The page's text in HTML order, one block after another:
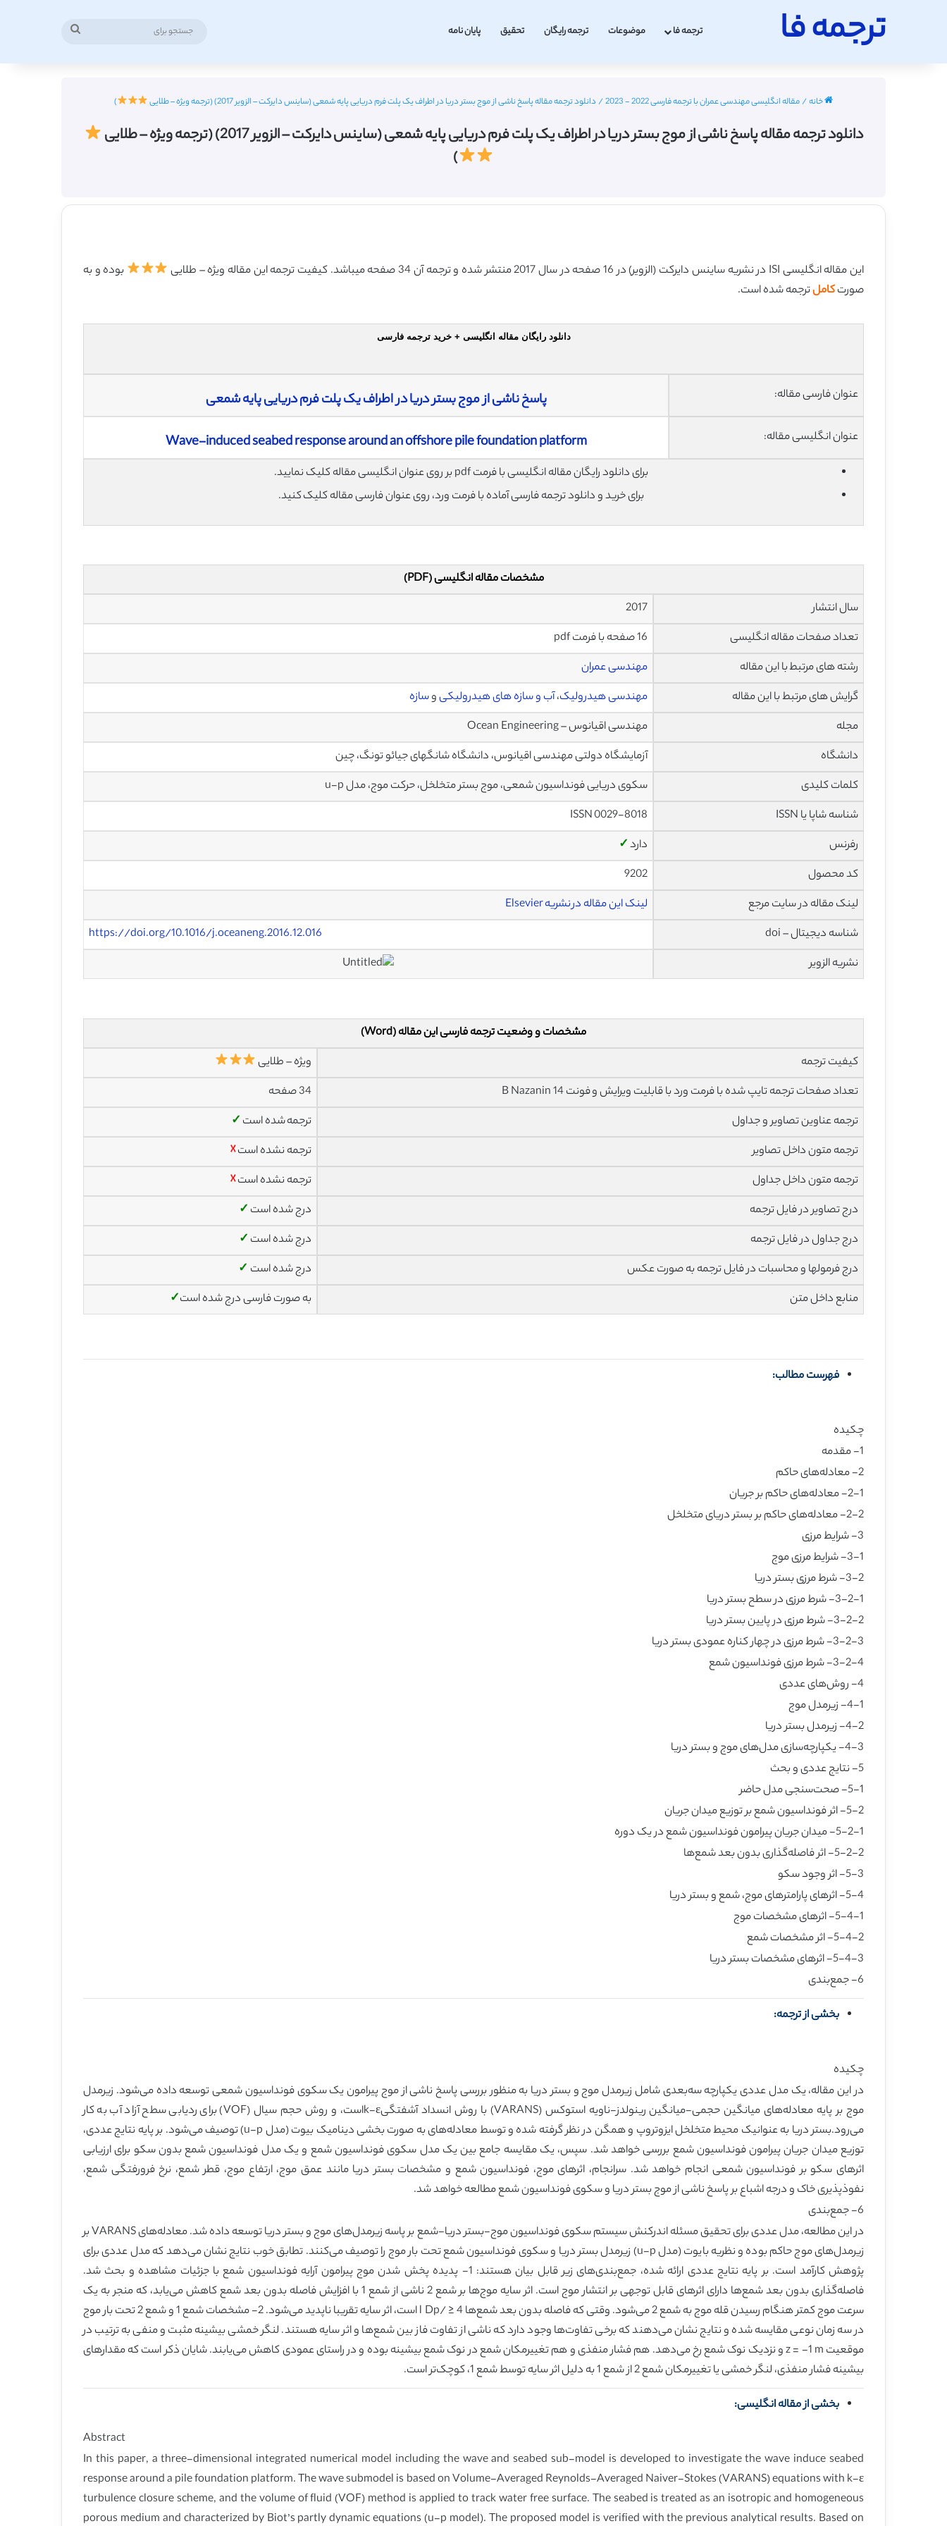
ترجمه فا ترجمه فا موضوعات ترجمه رایگان تحقیق پایان نامه
خانه/مقاله انگلیسی مهندسی عمران با ترجمه فارسی 2022 - 2023 / دانلود ترجمه مقاله پاسخ ناشی از موج بستر دریا در اطراف یک پلت فرم دریایی پایه شمعی (ساینس دایرکت – الزویر 2017) (ترجمه ویژه – طلایی )
دانلود ترجمه مقاله پاسخ ناشی از موج بستر دریا در اطراف یک پلت فرم دریایی پایه شمعی (ساینس دایرکت – الزویر 2017) (ترجمه ویژه – طلایی
)
این مقاله انگلیسی ISI در نشریه ساینس دایرکت (الزویر) در 16 صفحه در سال 2017 منتشر شده و ترجمه آن 34 صفحه میباشد. کیفیت ترجمه این مقاله ویژه – طلایی
بوده و به
صورتکاملترجمه شده است.
دانلود رایگان مقاله انگلیسی + خرید ترجمه فارسی
عنوان فارسی مقاله: پاسخ ناشی از موج بستر دریا در اطراف یک پلت فرم دریایی پایه شمعی
عنوان انگلیسی مقاله: Wave-induced seabed response around an offshore pile foundation platform
برای دانلود رایگان مقاله انگلیسی با فرمت pdf بر روی عنوان انگلیسی مقاله کلیک نمایید.
برای خرید و دانلود ترجمه فارسی آماده با فرمت ورد، روی عنوان فارسی مقاله کلیک کنید.
مشخصات مقاله انگلیسی (PDF)
سال انتشار
2017
تعداد صفحات مقاله انگلیسی
16 صفحه با فرمت pdf
رشته های مرتبط با این مقاله
مهندسی عمران
گرایش های مرتبط با این مقاله
مهندسی هیدرولیک،آب و سازه های هیدرولیکیوسازه
مجله
مهندسی اقیانوس – Ocean Engineering
دانشگاه
آزمایشگاه دولتی مهندسی اقیانوس، دانشگاه شانگهای جیائو تونگ، چین
کلمات کلیدی
سکوی دریایی فونداسیون شمعی، موج بستر متخلخل، حرکت موج، مدل u-p
شناسه شاپا یا ISSN
ISSN 0029-8018
رفرنس
دارد✓
کد محصول
9202
لینک مقاله در سایت مرجع
لینک این مقاله در نشریه Elsevier
شناسه دیجیتال – doi
https://doi.org/10.1016/j.oceaneng.2016.12.016
نشریه الزویر
مشخصات و وضعیت ترجمه فارسی این مقاله (Word)
کیفیت ترجمه
ویژه – طلایی
تعداد صفحات ترجمه تایپ شده با فرمت ورد با قابلیت ویرایش و فونت 14 B Nazanin
34 صفحه
ترجمه عناوین تصاویر و جداول
ترجمه شده است ✓
ترجمه متون داخل تصاویر
ترجمه نشده است☓
ترجمه متون داخل جداول
ترجمه نشده است☓
درج تصاویر در فایل ترجمه
درج شده است ✓
درج جداول در فایل ترجمه
درج شده است ✓
درج فرمولها و محاسبات در فایل ترجمه به صورت عکس
درج شده است ✓
منابع داخل متن
به صورت فارسی درج شده است✓
فهرست مطالب:
چکیده
1- مقدمه
2- معادله‌های حاکم
2-1- معادله‌های حاکم بر جریان
2-2- معادله‌های حاکم بر بستر دریای متخلخل
3- شرایط مرزی
3-1- شرایط مرزی موج
3-2- شرط مرزی بستر دریا
3-2-1- شرط مرزی در سطح بستر دریا
3-2-2- شرط مرزی در پایین بستر دریا
3-2-3- شرط مرزی در چهار کناره عمودی بستر دریا
3-2-4- شرط مرزی فونداسیون شمع
4- روش‌های عددی
4-1- زیرمدل موج
4-2- زیرمدل بستر دریا
4-3- یکپارچه‌سازی مدل‌های موج و بستر دریا
5- نتایج عددی و بحث
5-1- صحت‌سنجی مدل حاضر
5-2- اثر فونداسیون شمع بر توزیع میدان جریان
5-2-1- میدان جریان پیرامون فونداسیون شمع در یک دوره
5-2-2- اثر فاصله‌گذاری بدون بعد شمع‌ها
5-3- اثر وجود سکو
5-4- اثرهای پارامترهای موج، شمع و بستر دریا
5-4-1- اثرهای مشخصات موج
5-4-2- اثر مشخصات شمع
5-4-3- اثرهای مشخصات بستر دریا
6- جمع‌بندی
بخشی از ترجمه:
چکیده
در این مقاله، یک مدل عددی یکپارچه سه‌بعدی شامل زیرمدل موج و بستر دریا به منظور بررسی پاسخ ناشی از موج پیرامون یک سکوی فونداسیون شمعی توسعه داده می‌شود. زیرمدل
موج بر پایه معادله‌های میانگین حجمی-میانگین رینولدز-ناویه استوکس (VARANS) با روش انسداد آشفتگیk-εاست، و روش حجم سیال (VOF) برای ردیابی سطح آزاد آب به کار
می‌رود.بستر دریا به عنوانیک محیط متخلخل ایزوتروپ و همگن در نظر گرفته شده و توسط معادله‌های به صورت بخشی دینامیک بیوت (مدل u-p) توصیف می‌شود. بر پایه نتایج عددی،
توزیع میدان جریان پیرامون فونداسیون شمع بررسی خواهد شد. سپس، یک مقایسه جامع بین یک مدل سکوی فونداسیون شمع و یک مدل فونداسیون شمع بدون سکو برای ارزیابی
اثرهای سکو بر فونداسیون شمعی انجام خواهد شد. سرانجام، اثرهای موج، فونداسیون شمع و مشخصات بستر دریا مانند عمق موج، ارتفاع موج، قطر شمع، نرخ فرورفتگی شمع،
نفوذپذیری خاک و درجه اشباع بر پاسخ ناشی از موج بستر دریا و سکوی فونداسیون شمع مطالعه خواهد شد.
6- جمع‌بندی
در این مطالعه، مدل عددی برای تحقیق مسئله اندرکنش سیستم سکوی فونداسیون موج-بستر دریا-شمع بر پاسه زیرمدل‌های موج و بستر دریا توسعه داده شد. معادله‌های VARANS بر
زیرمدل‌های موج حاکم بوده و نظریه بایوت (مدل u-p) زیرمدل بستر دریا و سکوی فونداسیون شمع تحت بار موج را توصیف می‌کنند. تطابق خوب نتایج نشان می‌دهد که مدل عددی برای
پژوهش کارآمد است. بر پایه نتایج عددی ارائه شده، جمع‌بندی‌های زیر قابل بیان هستند: 1- پدیده پخش شدن موج پیرامون آرایه فونداسیون شمع با جزئیات مشاهده و بحث شد.
فاصله‌گذاری بدون بعد شمع‌ها دارای اثرهای قابل توجهی بر انتشار موج است. اثر سایه موج‌ها بر شمع 2 ناشی از شمع 1 با افزایش فاصله بدون بعد شمع کاهش می‌یابد، که منجر به یک
سرعت موج کمتر هنگام رسیدن قله موج به شمع 2 می‌شود. وقتی که فاصله بدون بعد شمع‌ها l Dp/ ≥ 4 است، اثر سایه تقریبا ناپدید می‌شود. 2- مشخصات شمع 1 و شمع 2 تحت بار موج
در سه زمان نوعی مقایسه شده و نتایج نشان می‌دهند که برخی تفاوت‌ها وجود دارد که ناشی از تفاوت فاز بین شمع‌ها و اثر سایه هستند. لنگر خمشی بیشینه مثبت و منفی به ترتیب در
موقعیت z = -1 m و نزدیک نوک شمع رخ می‌دهد. هم فشار منفذی و هم تغییرمکان شمع در نوک شمع بیشینه بوده و در راستای عمودی کاهش می‌یابند. شایان ذکر است که مقدارهای
بیشینه فشار منفذی، لنگر خمشی یا تغییرمکان شمع 2 از شمع 1 به دلیل اثر سایه توسط شمع 1، کوچک‌تر است.
بخشی از مقاله انگلیسی:
Abstract
In this paper, a three-dimensional integrated numerical model including the wave and seabed sub-model is developed to investigate the wave induce seabed
response around a pile foundation platform. The wave submodel is based on Volume-Averaged Reynolds-Averaged Naiver-Stokes (VARANS) equations with k-ε
turbulence closure scheme, and the volume of fluid (VOF) method is applied to track water free surface. The seabed is treated as an isotropic and homogeneous
porous medium and characterized by Biot’s partly dynamic equations (u-p model). The proposed model is verified with the previous analytical results. Based on